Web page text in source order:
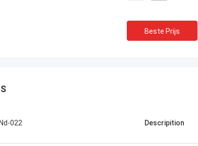
Beste Prijs
Nd-022 Descripition